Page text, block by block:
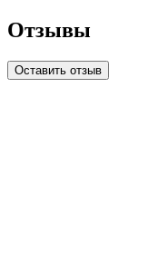
Отзывы
Оставить отзыв